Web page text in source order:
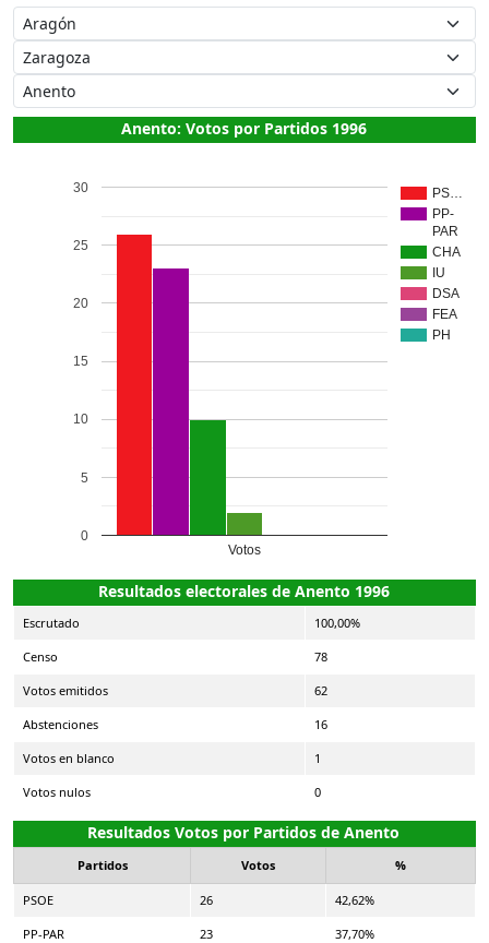
Anento: Votos por Partidos 1996
PS…
PP-
PAR
CHA
IU
DSA
FEA
PH
Votos
0
5
10
15
20
25
30
Resultados electorales de Anento 1996
Escrutado 100,00%
Censo 78
Votos emitidos 62
Abstenciones 16
Votos en blanco 1
Votos nulos 0
Resultados Votos por Partidos de Anento
Partidos Votos %
PSOE 26 42,62%
PP-PAR 23 37,70%